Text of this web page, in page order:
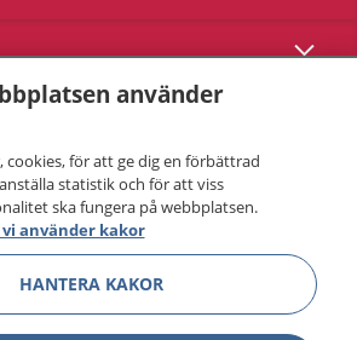
Visa
använder
cookies, för att ge dig en förbättrad
statistik och för att viss
ska fungera på webbplatsen.
använder kakor
HANTERA KAKOR